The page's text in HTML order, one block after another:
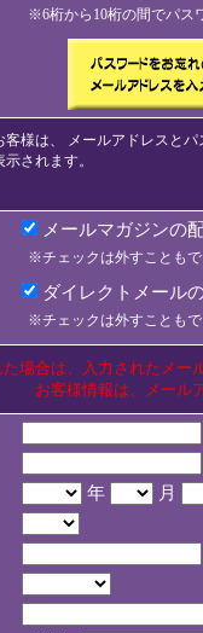
※6桁から10桁の間でパス
客様は、 メールアドレスと
されます。
メールマガジンの
※チェックは外すことも
ダイレクトメール
※チェックは外すことも
場合は、入力されたメ
お客様情報は、メール
年
月